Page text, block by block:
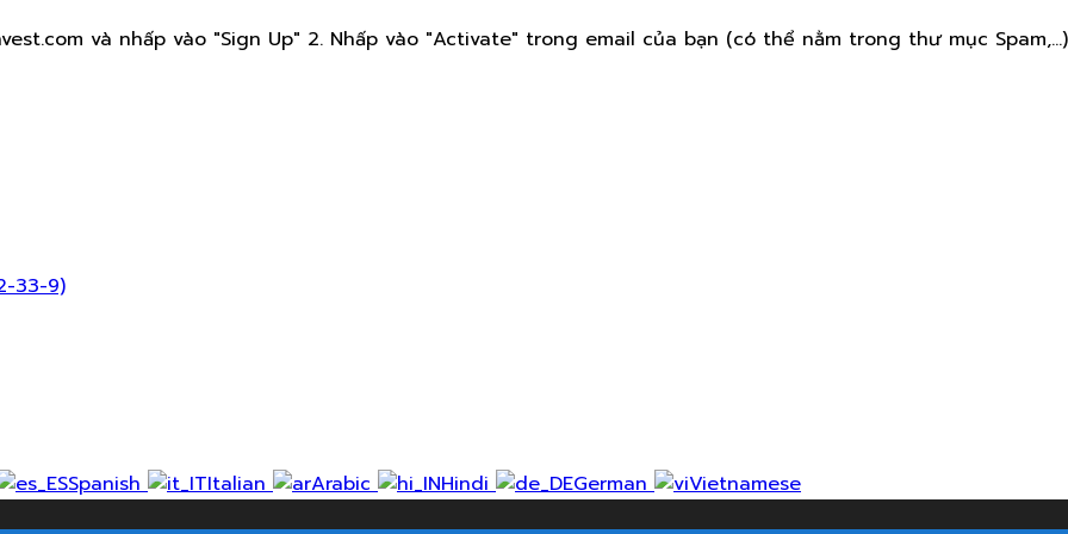
và nhấp vào "Sign Up" 2. Nhấp vào "Activate" trong email của bạn (có thể nằm trong thư mục Spam,...)
33-9)
Spanish Italian Arabic Hindi German
Vietnamese